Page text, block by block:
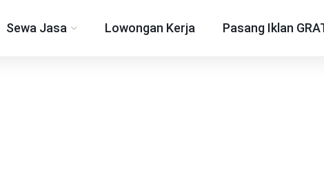
Sewa Jasa Lowongan Kerja Pasang Iklan